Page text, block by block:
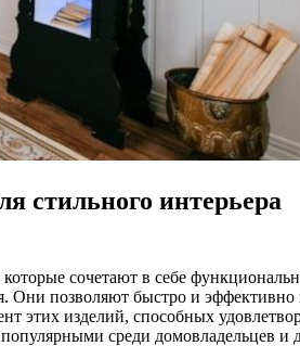
стильного интерьера
сочетают в себе
Они позволяют быстро и
этих изделий, способных
среди домовладельцев и